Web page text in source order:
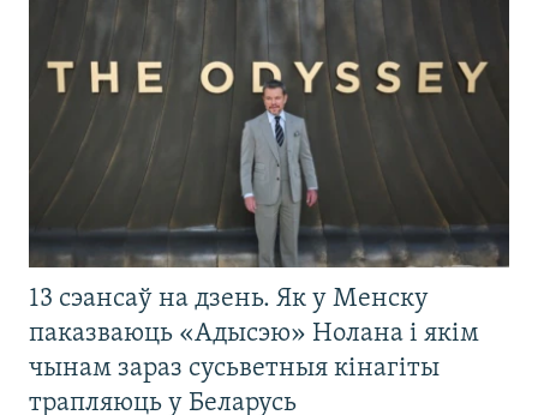
13 сэансаў на дзень. Як у Менску
паказваюць «Адысэю» Нолана і якім
чынам зараз сусьветныя кінагіты
трапляюць у Беларусь